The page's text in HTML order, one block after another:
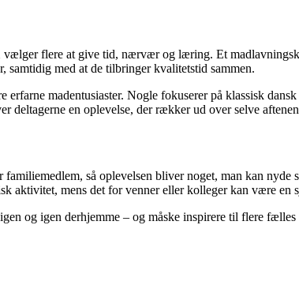
flere at give tid, nærvær og læring. Et
samtidig med at de tilbringer kvalitetstid sammen.
madentusiaster. Nogle fokuserer på klassisk
deltagerne en oplevelse, der rækker ud over selve
så oplevelsen bliver noget, man kan nyde
aktivitet, mens det for venner eller kolleger kan være en
og igen derhjemme – og måske inspirere til flere fælles